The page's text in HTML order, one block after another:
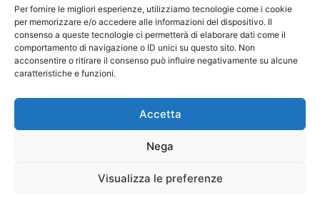
Per fornire le migliori esperienze, utilizziamo tecnologie come i cookie
per memorizzare e/o accedere alle informazioni del dispositivo. Il
consenso a queste tecnologie ci permetterà di elaborare dati come il
comportamento di navigazione o ID unici su questo sito. Non
acconsentire o ritirare il consenso può influire negativamente su alcune
caratteristiche e funzioni.
Accetta
Nega
Visualizza le preferenze
LEGGI DI PIÙBORSA
DI
STUDIO
INTITOLATA
“PINO
PIGNATARO”
© 2026 Comunicati Stampa | Powered by